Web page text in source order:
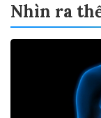
Nhìn ra